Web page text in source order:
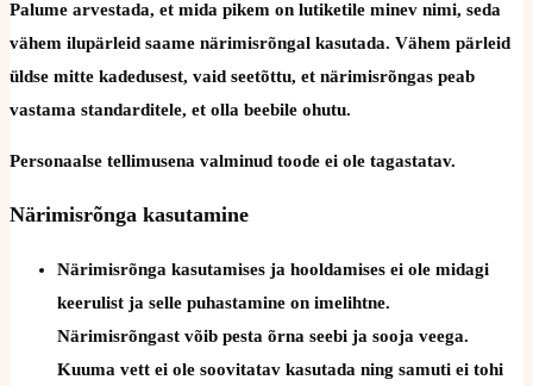
Palume arvestada, et mida pikem on lutiketile minev nimi, seda
vähem ilupärleid saame närimisrõngal kasutada. Vähem pärleid
üldse mitte kadedusest, vaid seetõttu, et närimisrõngas peab
vastama standarditele, et olla beebile ohutu.
Personaalse tellimusena valminud toode ei ole tagastatav.
Närimisrõnga kasutamine
Närimisrõnga kasutamises ja hooldamises ei ole midagi
keerulist ja selle puhastamine on imelihtne.
Närimisrõngast võib pesta õrna seebi ja sooja veega.
Kuuma vett ei ole soovitatav kasutada ning samuti ei tohi